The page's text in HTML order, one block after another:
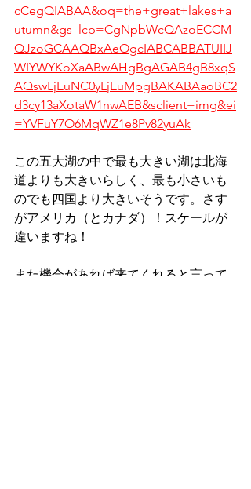
cCegQIABAA&oq=the+great+lakes+a
utumn&gs_lcp=CgNpbWcQAzoECCM
QJzoGCAAQBxAeOgcIABCABBATUIIJ
WIYWYKoXaABwAHgBgAGAB4gB8xqS
AQswLjEuNC0yLjEuMpgBAKABAaoBC2
d3cy13aXotaW1nwAEB&sclient=img&ei
=YVFuY7O6MqWZ1e8Pv82yuAk
この五大湖の中で最も大きい湖は北海
道よりも大きいらしく、最も小さいも
のでも四国より大きいそうです。さす
がアメリカ（とカナダ）！スケールが
違いますね！
また機会があれば来てくれると言って